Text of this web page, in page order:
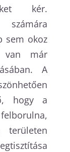
kér.
sem okoz
van már
A
hogy a